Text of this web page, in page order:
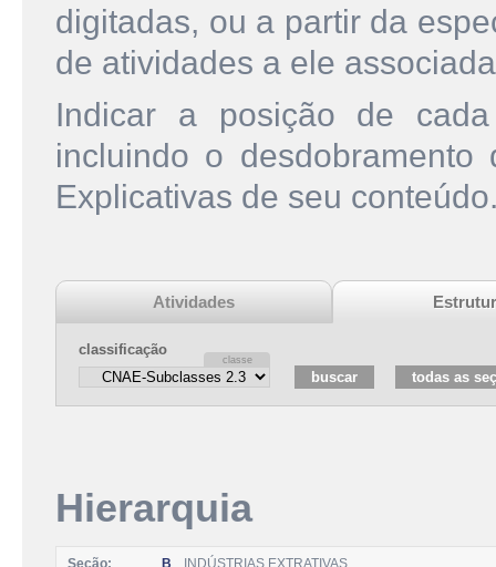
digitadas, ou a partir da
de atividades a ele
Indicar a posição de
incluindo o
Explicativas de seu
Atividades
classificação
Hierarquia
Seção: B INDÚSTRIAS EXTRATIVAS